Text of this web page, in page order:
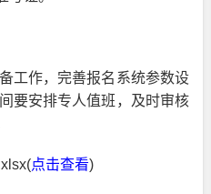
工作，完善报名系统参数设
要安排专人值班，及时审核
点击查看)